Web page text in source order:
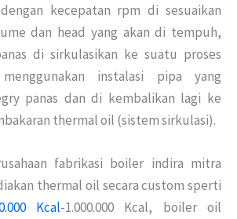
kecepatan rpm di sesuaikan
dan head yang akan di tempuh,
di sirkulasikan ke suatu proses
instalasi pipa yang
panas dan di kembalikan lagi ke
thermal oil (sistem sirkulasi).
fabrikasi boiler indira mitra
thermal oil secara custom sperti
Kcal-1.000.000 Kcal, boiler oil